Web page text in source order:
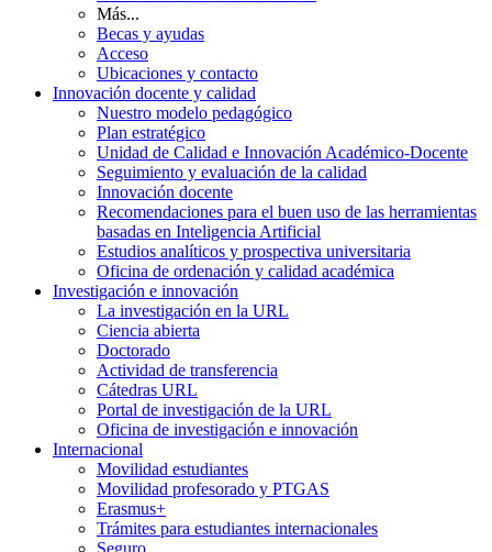
Más...
Becas y ayudas
Acceso
Ubicaciones y contacto
Innovación docente y calidad
Nuestro modelo pedagógico
Plan estratégico
Unidad de Calidad e Innovación Académico-Docente
Seguimiento y evaluación de la calidad
Innovación docente
Recomendaciones para el buen uso de las herramientas
basadas en Inteligencia Artificial
Estudios analíticos y prospectiva universitaria
Oficina de ordenación y calidad académica
Investigación e innovación
La investigación en la URL
Ciencia abierta
Doctorado
Actividad de transferencia
Cátedras URL
Portal de investigación de la URL
Oficina de investigación e innovación
Internacional
Movilidad estudiantes
Movilidad profesorado y PTGAS
Erasmus+
Trámites para estudiantes internacionales
Seguro